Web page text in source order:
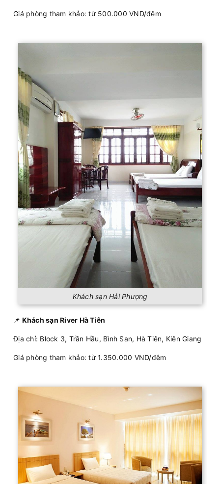
Giá phòng tham khảo: từ 500.000 VND/đêm
Khách sạn Hải Phượng
📌 Khách sạn River Hà Tiên
Địa chỉ: Block 3, Trần Hầu, Bình San, Hà Tiên, Kiên Giang
Giá phòng tham khảo: từ 1.350.000 VND/đêm